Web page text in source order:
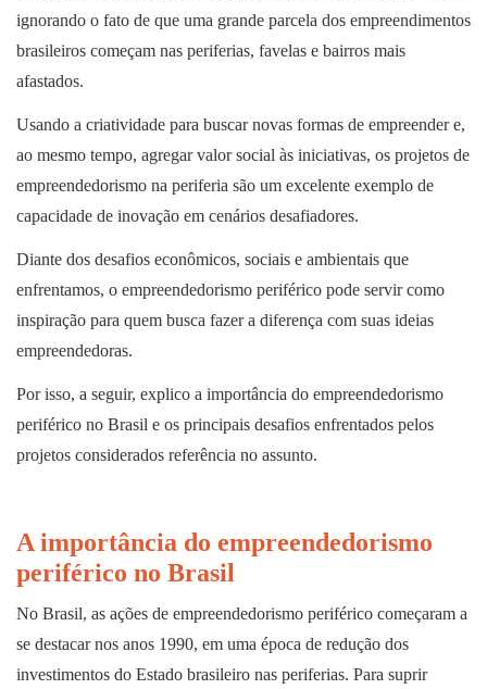
ignorando o fato de que uma grande parcela dos empreendimentos
brasileiros começam nas periferias, favelas e bairros mais
afastados.
Usando a criatividade para buscar novas formas de empreender e,
ao mesmo tempo, agregar valor social às iniciativas, os projetos de
empreendedorismo na periferia são um excelente exemplo de
capacidade de inovação em cenários desafiadores.
Diante dos desafios econômicos, sociais e ambientais que
enfrentamos, o empreendedorismo periférico pode servir como
inspiração para quem busca fazer a diferença com suas ideias
empreendedoras.
Por isso, a seguir, explico a importância do empreendedorismo
periférico no Brasil e os principais desafios enfrentados pelos
projetos considerados referência no assunto.
A importância do empreendedorismo
periférico no Brasil
No Brasil, as ações de empreendedorismo periférico começaram a
se destacar nos anos 1990, em uma época de redução dos
investimentos do Estado brasileiro nas periferias. Para suprir